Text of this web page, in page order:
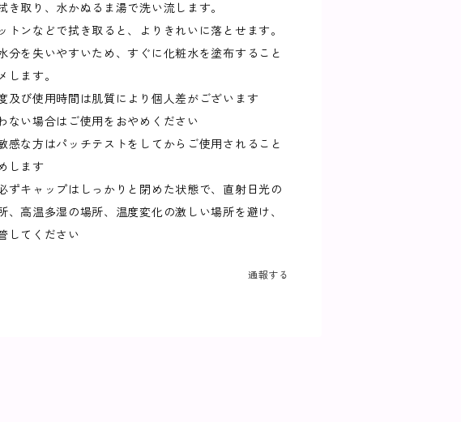
き取り、水かぬるま湯で洗い流します。
トンなどで拭き取ると、よりきれいに落とせます。
分を失いやすいため、すぐに化粧水を塗布すること
します。
及び使用時間は肌質により個人差がございます
ない場合はご使用をおやめください
感な方はパッチテストをしてからご使用されること
します
ずキャップはしっかりと閉めた状態で、直射日光の
、高温多湿の場所、温度変化の激しい場所を避け、
してください
通報する